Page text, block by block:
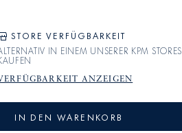
STORE VERFÜGBARKEIT
IN EINEM UNSERER KPM STORES
ANZEIGEN
IN DEN WARENKORB